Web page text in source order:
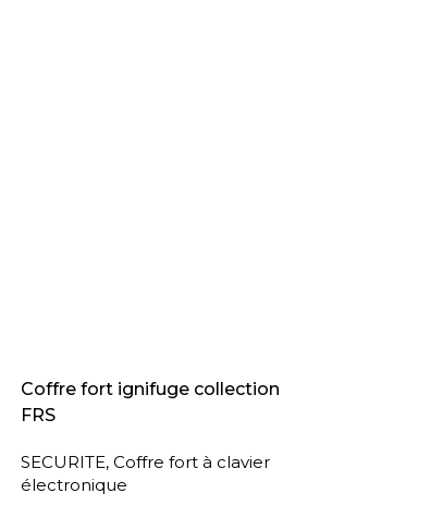
LIRE LA SUITE
Coffre fort ignifuge collection
FRS
SECURITE, Coffre fort à clavier
électronique